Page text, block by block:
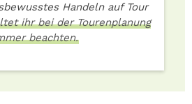
Handeln auf Tour
ihr bei der Tourenplanung
beachten.